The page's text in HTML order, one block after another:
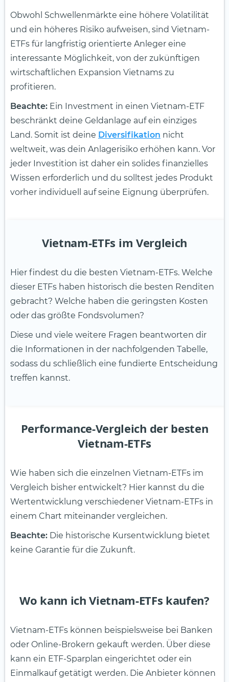
Obwohl Schwellenmärkte eine höhere Volatilität
und ein höheres Risiko aufweisen, sind Vietnam-
ETFs für langfristig orientierte Anleger eine
interessante Möglichkeit, von der zukünftigen
wirtschaftlichen Expansion Vietnams zu
profitieren.
Beachte: Ein Investment in einen Vietnam-ETF
beschränkt deine Geldanlage auf ein einziges
Land. Somit ist deine Diversifikation nicht
weltweit, was dein Anlagerisiko erhöhen kann. Vor
jeder Investition ist daher ein solides finanzielles
Wissen erforderlich und du solltest jedes Produkt
vorher individuell auf seine Eignung überprüfen.
Vietnam-ETFs im Vergleich
Hier findest du die besten Vietnam-ETFs. Welche
dieser ETFs haben historisch die besten Renditen
gebracht? Welche haben die geringsten Kosten
oder das größte Fondsvolumen?
Diese und viele weitere Fragen beantworten dir
die Informationen in der nachfolgenden Tabelle,
sodass du schließlich eine fundierte Entscheidung
treffen kannst.
Performance-Vergleich der besten
Vietnam-ETFs
Wie haben sich die einzelnen Vietnam-ETFs im
Vergleich bisher entwickelt? Hier kannst du die
Wertentwicklung verschiedener Vietnam-ETFs in
einem Chart miteinander vergleichen.
Beachte: Die historische Kursentwicklung bietet
keine Garantie für die Zukunft.
Wo kann ich Vietnam-ETFs kaufen?
Vietnam-ETFs können beispielsweise bei Banken
oder Online-Brokern gekauft werden. Über diese
kann ein ETF-Sparplan eingerichtet oder ein
Einmalkauf getätigt werden. Die Anbieter können